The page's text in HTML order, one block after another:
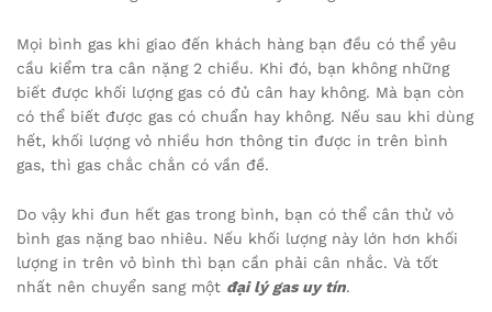
Mọi bình gas khi giao đến khách hàng bạn đều có thể yêu
cầu kiểm tra cân nặng 2 chiều. Khi đó, bạn không những
biết được khối lượng gas có đủ cân hay không. Mà bạn còn
có thể biết được gas có chuẩn hay không. Nếu sau khi dùng
hết, khối lượng vỏ nhiều hơn thông tin được in trên bình
gas, thì gas chắc chắn có vần đề.
Do vậy khi đun hết gas trong bình, bạn có thể cân thử vỏ
bình gas nặng bao nhiêu. Nếu khối lượng này lớn hơn khối
lượng in trên vỏ bình thì bạn cần phải cân nhắc. Và tốt
nhất nên chuyển sang một đại lý gas uy tín.